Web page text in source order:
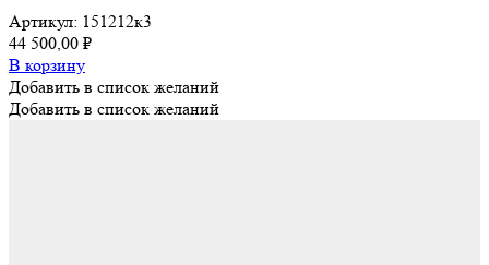
Артикул: 151212к3
44 500,00 ₽
В корзину
Добавить в список желаний
Добавить в список желаний